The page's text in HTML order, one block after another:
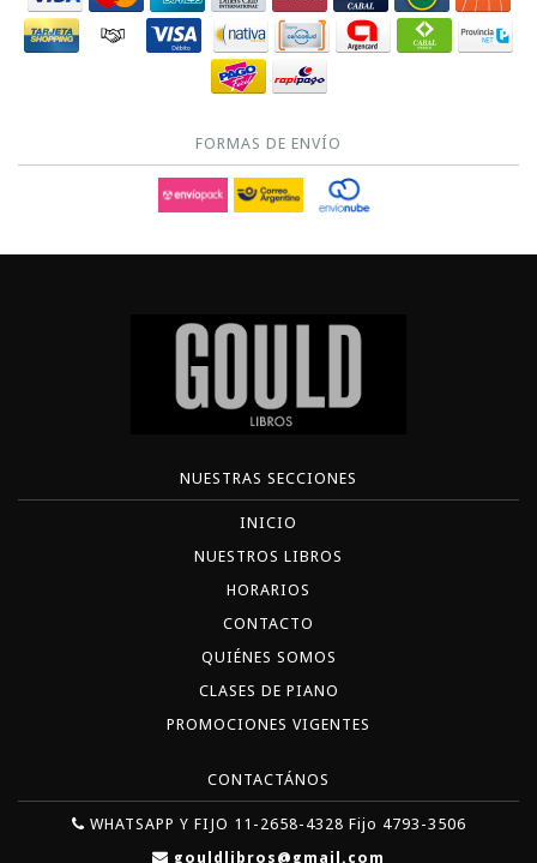
FORMAS DE ENVÍO
NUESTRAS SECCIONES
INICIO
NUESTROS LIBROS
HORARIOS
CONTACTO
QUIÉNES SOMOS
CLASES DE PIANO
PROMOCIONES VIGENTES
CONTACTÁNOS
WHATSAPP Y FIJO 11-2658-4328 Fijo 4793-3506
gouldlibros@gmail.com